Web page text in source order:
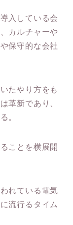
入している会
カルチャーや
保守的な会社
たやり方をも
革新であり、
。
ことを横展開
れている電気
流行るタイム